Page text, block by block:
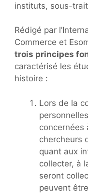
instituts, sous-
Rédigé par
Commerce et
trois principes
caractérisé les
histoire :
Lors de la
concernées
chercheurs
quant aux
collecter, à
seront
peuvent